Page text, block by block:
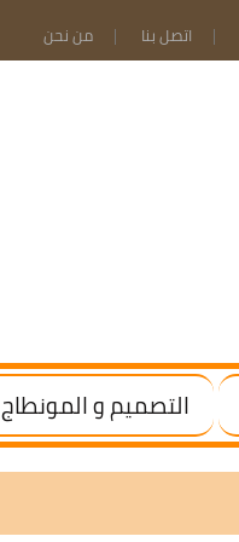
اتصل بنا من نحن
التصميم و المونطاج